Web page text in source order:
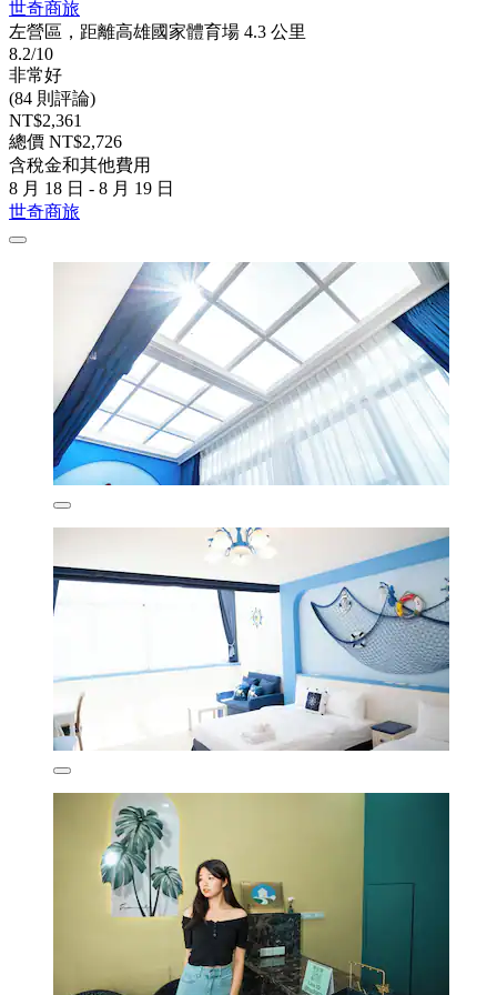
世奇商旅
左營區，距離高雄國家體育場 4.3 公里
8.2/10
非常好
(84 則評論)
NT$2,361
總價 NT$2,726
含稅金和其他費用
8 月 18 日 - 8 月 19 日
世奇商旅